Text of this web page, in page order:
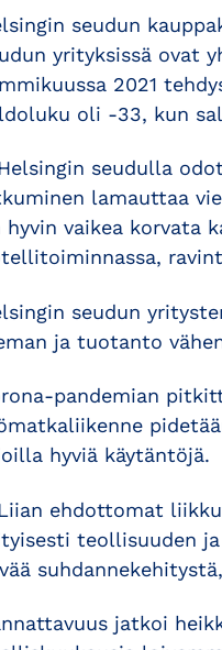
seudun
yrityksissä ovat
2021
oli -33, kun
seudulla
lamauttaa
hyvin vaikea korvata
seudun
ja tuotanto
pandemian
hyviä käytäntöjä.
ehdottomat
teollisuuden
jatkoi